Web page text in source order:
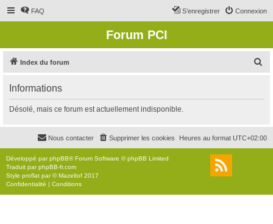
FAQ Connexion
S’enregistrer
Forum PCI
Index du forum
r
c
r
Informations
Désolé, mais ce forum est actuellement indisponible.
Heures au format UTC+02:00
Supprimer les cookies
Nous contacter
Développé parphpBB® Forum Software © phpBB Limited
Traduit parphpBB-fr.com
Style proflat par ©Mazeltof 2017
Confidentialité | Conditions